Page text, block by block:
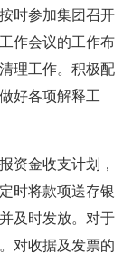
时参加集团召开
作会议的工作布
理工作。积极配
好各项解释工
资金收支计划，
时将款项送存银
及时发放。对于
对收据及发票的